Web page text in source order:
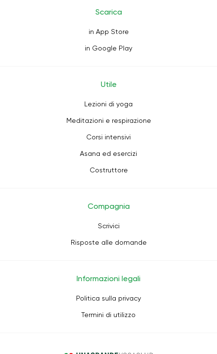
Scarica
in App Store
in Google Play
Utile
Lezioni di yoga
Meditazioni e respirazione
Corsi intensivi
Asana ed esercizi
Costruttore
Compagnia
Scrivici
Risposte alle domande
Informazioni legali
Politica sulla privacy
Termini di utilizzo